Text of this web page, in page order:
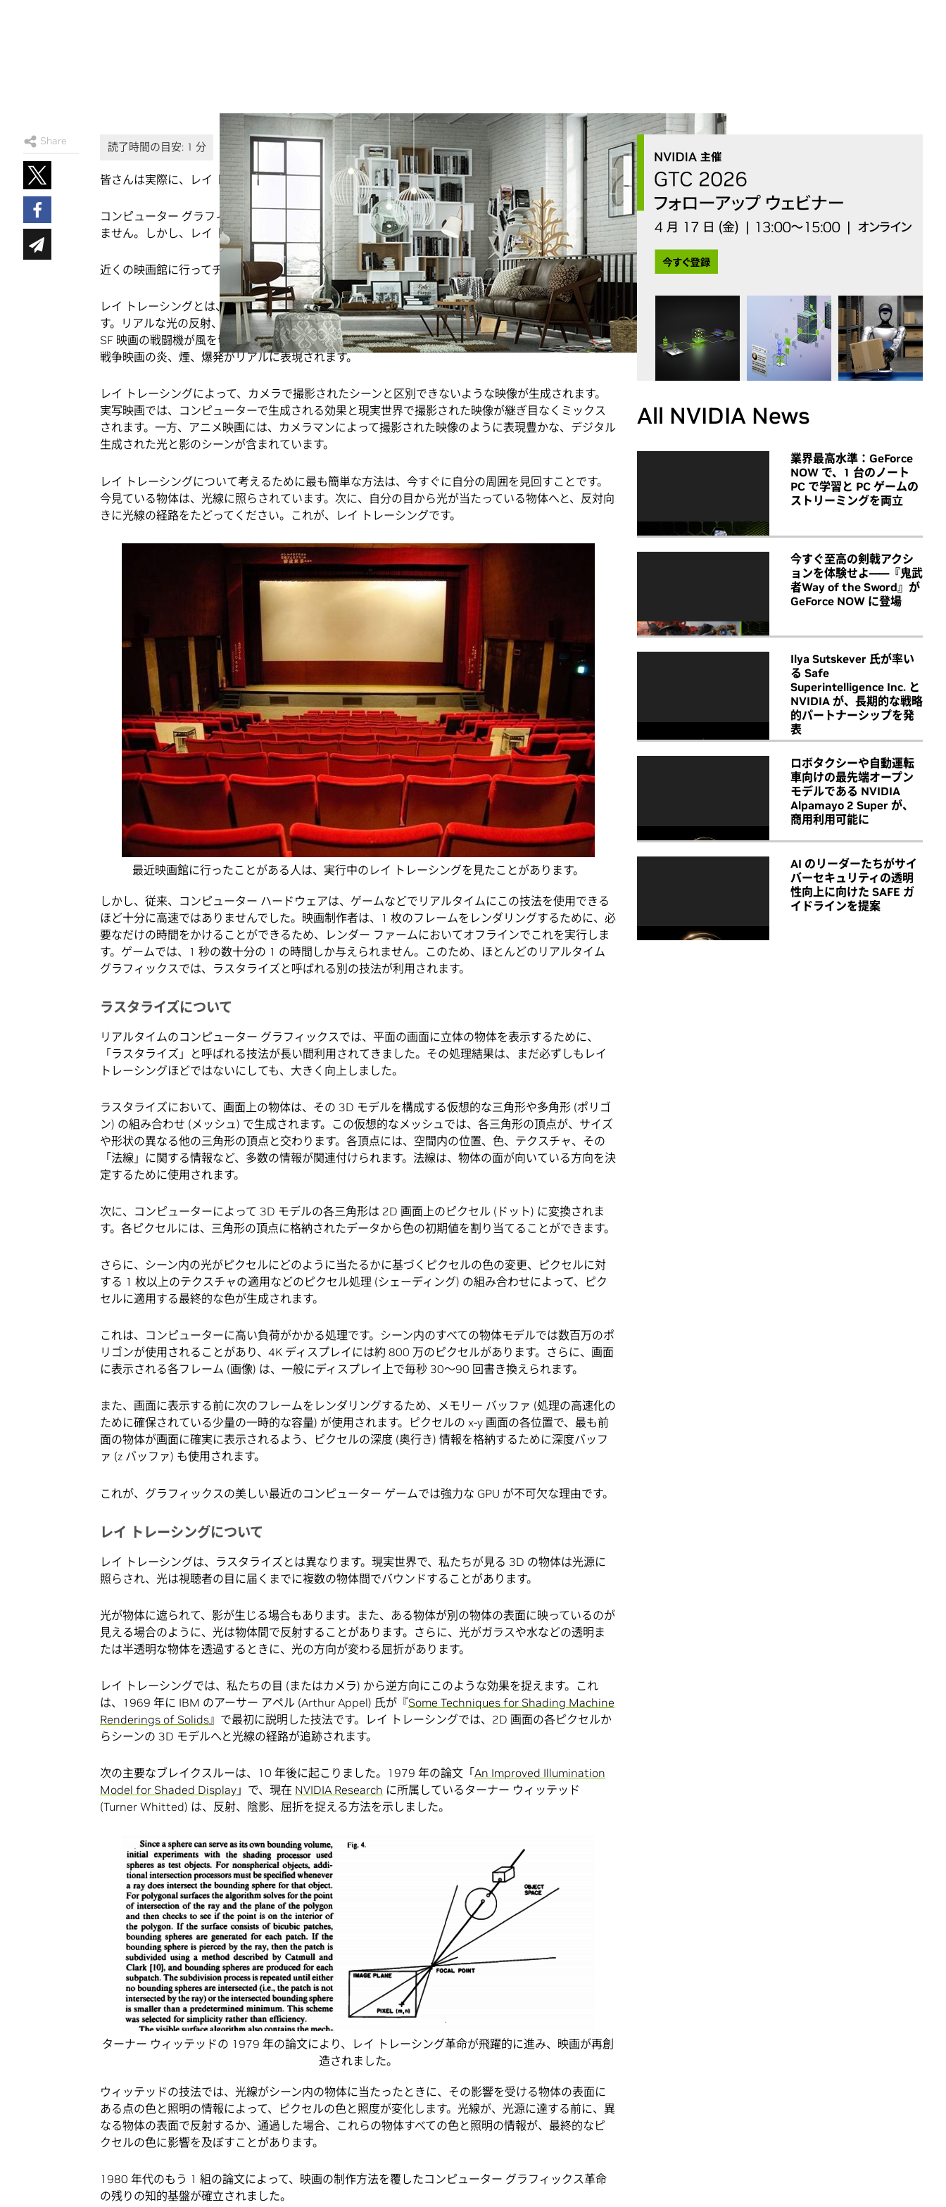
Share
皆さんは実際に、レイ トレーシングを利用した映画を以前に見たことがあるはずです。
コンピューター グラフィックス分野外で、レイ トレーシングの意味を知っている人は少ないかもしれ
ません。しかし、レイ トレーシングを見たことのない人は地球上にあまりいません。
近くの映画館に行ってチケットとポップコーンを買うだけで、レイ トレーシングを体験できます。
レイ トレーシングとは、特殊効果を生成または強化するために最近の映画で利用されている技法で
す。リアルな光の反射、屈折、陰影を想像してみてください。これらを正しく表現することにより、
SF 映画の戦闘機が風を切って飛行し、自動車が猛烈なスピードで走っているように見えます。また、
戦争映画の炎、煙、爆発がリアルに表現されます。
レイ トレーシングによって、カメラで撮影されたシーンと区別できないような映像が生成されます。
実写映画では、コンピューターで生成される効果と現実世界で撮影された映像が継ぎ目なくミックス
されます。一方、アニメ映画には、カメラマンによって撮影された映像のように表現豊かな、デジタル
生成された光と影のシーンが含まれています。
レイ トレーシングについて考えるために最も簡単な方法は、今すぐに自分の周囲を見回すことです。
今見ている物体は、光線に照らされています。次に、自分の目から光が当たっている物体へと、反対向
きに光線の経路をたどってください。これが、レイ トレーシングです。
最近映画館に行ったことがある人は、実行中のレイ トレーシングを見たことがあります。
しかし、従来、コンピューター ハードウェアは、ゲームなどでリアルタイムにこの技法を使用できる
ほど十分に高速ではありませんでした。映画制作者は、1 枚のフレームをレンダリングするために、必
要なだけの時間をかけることができるため、レンダー ファームにおいてオフラインでこれを実行しま
す。ゲームでは、1 秒の数十分の 1 の時間しか与えられません。このため、ほとんどのリアルタイム
グラフィックスでは、ラスタライズと呼ばれる別の技法が利用されます。
ラスタライズについて
リアルタイムのコンピューター グラフィックスでは、平面の画面に立体の物体を表示するために、
「ラスタライズ」と呼ばれる技法が長い間利用されてきました。その処理結果は、まだ必ずしもレイ
トレーシングほどではないにしても、大きく向上しました。
ラスタライズにおいて、画面上の物体は、その 3D モデルを構成する仮想的な三角形や多角形 (ポリゴ
ン) の組み合わせ (メッシュ) で生成されます。この仮想的なメッシュでは、各三角形の頂点が、サイズ
や形状の異なる他の三角形の頂点と交わります。各頂点には、空間内の位置、色、テクスチャ、その
「法線」に関する情報など、多数の情報が関連付けられます。法線は、物体の面が向いている方向を決
定するために使用されます。
次に、コンピューターによって 3D モデルの各三角形は 2D 画面上のピクセル (ドット) に変換されま
す。各ピクセルには、三角形の頂点に格納されたデータから色の初期値を割り当てることができます。
さらに、シーン内の光がピクセルにどのように当たるかに基づくピクセルの色の変更、ピクセルに対
する 1 枚以上のテクスチャの適用などのピクセル処理 (シェーディング) の組み合わせによって、ピク
セルに適用する最終的な色が生成されます。
これは、コンピューターに高い負荷がかかる処理です。シーン内のすべての物体モデルでは数百万のポ
リゴンが使用されることがあり、4K ディスプレイには約 800 万のピクセルがあります。さらに、画面
に表示される各フレーム (画像) は、一般にディスプレイ上で毎秒 30～90 回書き換えられます。
また、画面に表示する前に次のフレームをレンダリングするため、メモリー バッファ (処理の高速化の
ために確保されている少量の一時的な容量) が使用されます。ピクセルの x-y 画面の各位置で、最も前
面の物体が画面に確実に表示されるよう、ピクセルの深度 (奥行き) 情報を格納するために深度バッフ
ァ (z バッファ) も使用されます。
これが、グラフィックスの美しい最近のコンピューター ゲームでは強力な GPU が不可欠な理由です。
レイ トレーシングについて
レイ トレーシングは、ラスタライズとは異なります。現実世界で、私たちが見る 3D の物体は光源に
照らされ、光は視聴者の目に届くまでに複数の物体間でバウンドすることがあります。
光が物体に遮られて、影が生じる場合もあります。また、ある物体が別の物体の表面に映っているのが
見える場合のように、光は物体間で反射することがあります。さらに、光がガラスや水などの透明ま
たは半透明な物体を透過するときに、光の方向が変わる屈折があります。
レイ トレーシングでは、私たちの目 (またはカメラ) から逆方向にこのような効果を捉えます。これ
は、1969 年に IBM のアーサー アペル (Arthur Appel) 氏が『Some Techniques for Shading Machine
Renderings of Solids』で最初に説明した技法です。レイ トレーシングでは、2D 画面の各ピクセルか
らシーンの 3D モデルへと光線の経路が追跡されます。
次の主要なブレイクスルーは、10 年後に起こりました。1979 年の論文「An Improved Illumination
Model for Shaded Display 」で、現在 NVIDIA Research に所属しているターナー ウィッテッド
(Turner Whitted) は、反射、陰影、屈折を捉える方法を示しました。
ターナー ウィッテッドの 1979 年の論文により、レイ トレーシング革命が飛躍的に進み、映画が再創
造されました。
ウィッテッドの技法では、光線がシーン内の物体に当たったときに、その影響を受ける物体の表面に
ある点の色と照明の情報によって、ピクセルの色と照度が変化します。光線が、光源に達する前に、異
なる物体の表面で反射するか、通過した場合、これらの物体すべての色と照明の情報が、最終的なピ
クセルの色に影響を及ぼすことがあります。
1980 年代のもう 1 組の論文によって、映画の制作方法を覆したコンピューター グラフィックス革命
の残りの知的基盤が確立されました。
All NVIDIA News
業界最高水準：GeForce
NOW で、1 台のノート
PC で学習と PC ゲームの
ストリーミングを両立
今すぐ至高の剣戟アクシ
ョンを体験せよ――『鬼武
者Way of the Sword』が
GeForce NOW に登場
Ilya Sutskever 氏が率い
る Safe
Superintelligence Inc. と
NVIDIA が、長期的な戦略
的パートナーシップを発
表
ロボタクシーや自動運転
車向けの最先端オープン
モデルである NVIDIA
Alpamayo 2 Super が、
商用利用可能に
AI のリーダーたちがサイ
バーセキュリティの透明
性向上に向けた SAFE ガ
イドラインを提案